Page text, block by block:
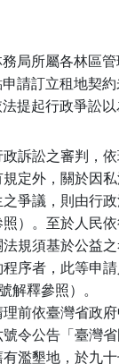
務局所屬各林區
請訂立租地契
提起行政爭訟
擇之結果。
註一：參照選舉罷免法第 128  條：「選舉、罷免訴訟程序，除本法規定者外，準用
      民事訴訟法之規定。但關於捨棄、認諾、訴訟上自認或不爭執事實效力之規定
      ，不在準用之列。」國家賠償法第 12 條：「損害賠償之訴，除依本法規定外
      ，適用民事訴訟法之規定。」道路交通管理處罰條例第 89 條：「法院受理有
      關交通事件，準用刑事訴訟法之規定；其處理辦法，由司法院會同行政院定之
      。」

不同意見書                                                  大法官  林錫堯
    按本件爭點在於，人民依國有林地濫墾地補辦清理作業要點（下稱系爭要點）申
請訂立租賃契約（私法契約）被主管機關拒絕，人民如有不服，是否屬公法爭議？本
席依相關法規與行政法法理，認該主管機關所為之拒絕，係屬私法上意思表示，整個
處理過程主管機關根本沒有行使公權力，本件爭議自不屬公法爭議。茲詳細說明如下
：
一、本件主管機關清理國有林事業區內濫墾地，其性質係屬私經濟行政，非屬公權力
    行政，且不因訂定系爭要點而改變其性質或賦予公權力因素，自無由認定本件屬
    公法爭議。
        本件主管機關清理國有林事業區內濫墾地，本質上係屬國有財產之管理行為
    ，人民如不配合，主管機關僅得本於私法上所有權人之地位，依法提起民事訴訟
    ，並以判決為執行名義依強制執行法聲請法院強制執行，不能本於公權力主體之
    地位作成行政處分並依行政執行法自行強制執行，故其性質係屬私經濟行政，而
    非屬公權力行政。
        主管機關雖訂定系爭要點，規定何種情形得與人民訂立租賃契約、何種情形
    應收回等內容，惟綜觀系爭要點內容僅七點（扣除首末條及解約規定，有關清理
    之規定僅共四點），內容簡約，以主管機關如何清理為主軸，論其法律上性質，
    當僅係內部作業之行政規則（行政程序法第 159  條參照），期使各機關處理公
    平一致，僅具內部效力，對人民及法院均不生拘束力，自不因訂定系爭要點而改
    變清理國有林事業區內濫墾地係屬私經濟行政之性質。且綜觀系爭要點內容，亦
    無授予人民公權利之意義與目的，依「法規保障目的說」加以判斷，人民無從依
    系爭要點取得訂立租賃契約之公法上請求權。另系爭要點第五點雖規定：「補辦
    清理程序經林區管理處進行公告及通知後，由占用人於限期內前往轄區工作站進
    行申報，並經林管處會同工作站進行圖資套繪與現場查測後，交由林管處組成專
    案小組進行複審。」占用人雖可申辦，惟綜其意旨，仍基於清理之需要，要求占
    用人協力，法律上並無強制拘束力，尚不宜因有此一規定而逕認系爭要點有賦予
    占用人對主管機關享有訂立租賃契約之公法上請求權。
        多數意見認本件爭議屬公法上爭議，其所持理由係以：補辦清理之目的在於
    解決國有林地遭人民濫墾之問題，涉及國土保安長遠利益（森林法第 5  條規定
    參照），故林區管理處於審查時，縱已確認占用事實及占用人身分與系爭要點及
    有關規定相符，如其訂約有違林地永續經營或國土保安等重大公益時，仍得不予
    出租。是林區管理處之決定，為是否與人民訂立國有林地租賃契約之前，基於公
    權力行使職權之行為，仍屬公法性質，如有不服，自應提起行政爭訟以為救濟，
    其訴訟應由行政法院審判等語。依其論述，僅因清理國有林事業區內濫墾地涉及
    林地永續經營或國土保安等重大公益，即認其屬公權力行政，顯然誤解行政法將
    行政區分為「公權力行政」與「私經濟行政」之意義與標準。殊不知，凡百行政
    均在追求公益，而行政機關實現公益之手段則有公法行為與私法行為之別，因而
    有公權力行政與私經濟行政之區分，使其適用不同之法則與救濟途徑，此種區分
    乃法律制度之產物，並非屬先驗之存在。因此，公權力行政與私經濟行政之如何
    區分之問題，本質上是公法行為或私法行為之區分問題（如何區分，各種教科書
    或文章均有討論，此不詳述），係個案歸屬於公法或私法範疇之問題，必須就個
    案視依相關法規與行政法法理判斷之，且就個案如不能證明應歸屬於公法範疇時
    ，宜推定屬私法範疇。但無論如何，不能僅因清理國有林事業區內濫墾地涉及重
    大公益，即認其屬公權力行政，否則將幾無私經濟行政存在之可能。再者，如依
    上述多數意見推論，林區管理處在與人民締結國有財產租賃契約之前之決定，係
    屬公權力行為，主管